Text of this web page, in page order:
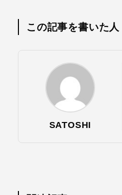
この記事を書いた人
SATOSHI